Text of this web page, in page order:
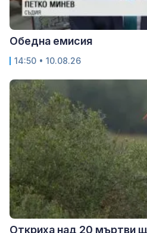
Обедна емисия
14:50 • 10.08.26
Откриха над 20 мъртви